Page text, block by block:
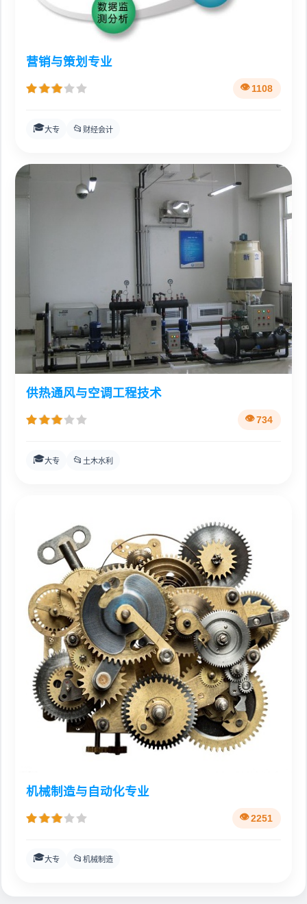
营销与策划专业
1108
🎓大专 📂 财经会计
供热通风与空调工程技术
734
🎓大专 📂 土木水利
机械制造与自动化专业
2251
🎓大专 📂 机械制造